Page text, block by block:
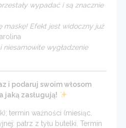
wypadać i są znacznie
maskę! Efekt jest widoczny już
niesamowite wygładzenie
i podaruj swoim włosom
jaką zasługują!
termin ważności (miesiąc,
patrz z tyłu butelki. Termin